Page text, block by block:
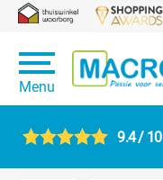
Menu
9.4 / 10